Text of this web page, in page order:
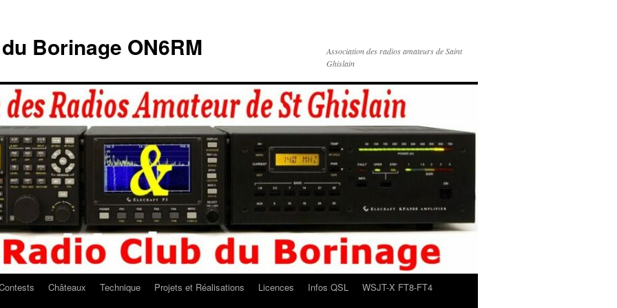
Borinage ON6RM
Association des radios amateurs de Saint
Ghislain
Châteaux Technique Projets et Réalisations Licences Infos QSL
WSJT-X FT8-FT4